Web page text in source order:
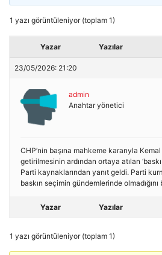
1 yazı görüntüleniyor (toplam 1)
Yazar Yazılar
23/05/2026: 21:20
admin
Anahtar yönetici
CHP’nin başına mahkeme kararıyla Kemal
getirilmesinin ardından ortaya atılan
Parti kaynaklarından yanıt geldi. Parti
baskın seçimin gündemlerinde olmadığını
Yazar Yazılar
1 yazı görüntüleniyor (toplam 1)